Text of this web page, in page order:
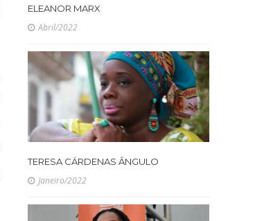
ELEANOR MARX
Abril/2022
TERESA CÁRDENAS ÂNGULO
Janeiro/2022